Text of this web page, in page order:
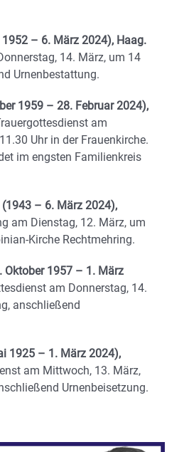
– 6. März 2024), Haag.
14. März, um 14
Urnenbestattung.
1959 – 28. Februar 2024),
am
Uhr in der Frauenkirche.
im engsten Familienkreis
(1943 – 6. März 2024),
am Dienstag, 12. März, um
Kirche Rechtmehring.
Oktober 1957 – 1. März
am Donnerstag, 14.
anschließend
1925 – 1. März 2024),
am Mittwoch, 13. März,
Urnenbeisetzung.